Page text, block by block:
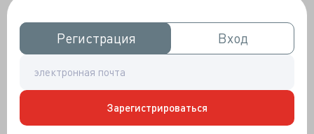
Регистрация
Регистрация Вход
Вход
Зарегистрироваться
Пока все хорошо. Но, несмотря на то, что существуют
измеримые различия между пороговыми значениями
риска артериальной гипертензии для женщин и
мужчин, и хотя авторы рекомендаций AHA
рассмотрели эти различия, они остановились на
одних и тех же категориях риска и рекомендациях по
лечению для обоих полов. (Помимо пола, авторы
обнаружили, что расовые и этнические различия